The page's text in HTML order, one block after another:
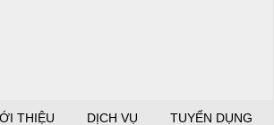
THIỆU DỊCH VỤ TUYỂN DỤNG